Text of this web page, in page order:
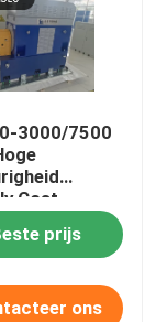
3000/7500
Cost
Electric
Test
voor het
EV-
prijs
ons